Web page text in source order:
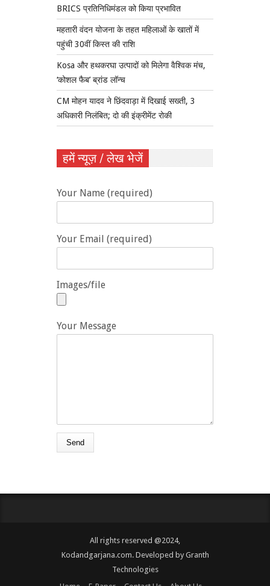
BRICS प्रतिनिधिमंडल को किया प्रभावित
महतारी वंदन योजना के तहत महिलाओं के खातों में
पहुंची 30वीं किस्त की राशि
Kosa और हथकरघा उत्पादों को मिलेगा वैश्विक मंच,
‘कोशल फैब’ ब्रांड लॉन्च
CM मोहन यादव ने छिंदवाड़ा में दिखाई सख्ती, 3
अधिकारी निलंबित; दो की इंक्रीमेंट रोकी
हमें न्यूज़ / लेख भेजें
Your Name (required)
Your Email (required)
Images/file
Your Message
All rights reserved @2024,
Kodandgarjana.com. Developed by Granth
Technologies